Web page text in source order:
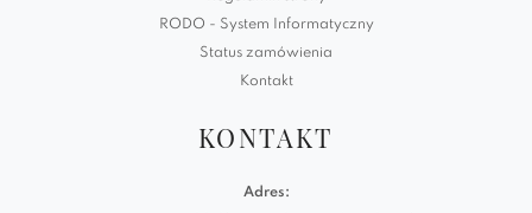
RODO - System Informatyczny
Status zamówienia
Kontakt
KONTAKT
Adres: